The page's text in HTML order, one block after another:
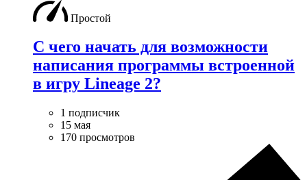
Простой
С чего начать для возможности
написания программы встроенной
в игру Lineage 2?
1 подписчик
15 мая
170 просмотров